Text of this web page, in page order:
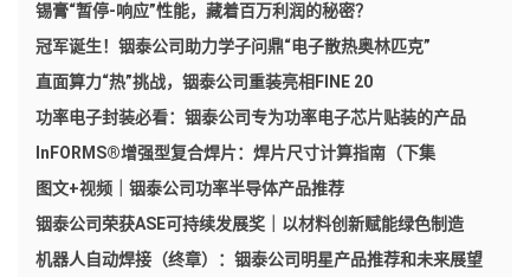
锡膏“暂停-响应”性能，藏着百万利润的秘密？
冠军诞生！铟泰公司助力学子问鼎“电子散热奥林匹克”
直面算力“热”挑战，铟泰公司重装亮相FINE 20
功率电子封装必看：铟泰公司专为功率电子芯片贴装的产品
InFORMS®增强型复合焊片：焊片尺寸计算指南（下集
图文+视频｜铟泰公司功率半导体产品推荐
铟泰公司荣获ASE可持续发展奖｜以材料创新赋能绿色制造
机器人自动焊接（终章）：铟泰公司明星产品推荐和未来展望